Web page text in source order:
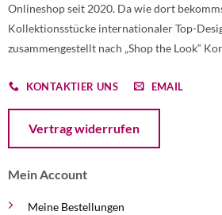
Onlineshop seit 2020. Da wie dort
Kollektionsstücke internationaler Top-
zusammengestellt nach „Shop the Look“
KONTAKTIER UNS EMAIL
Vertrag widerrufen
Mein Account
Meine Bestellungen